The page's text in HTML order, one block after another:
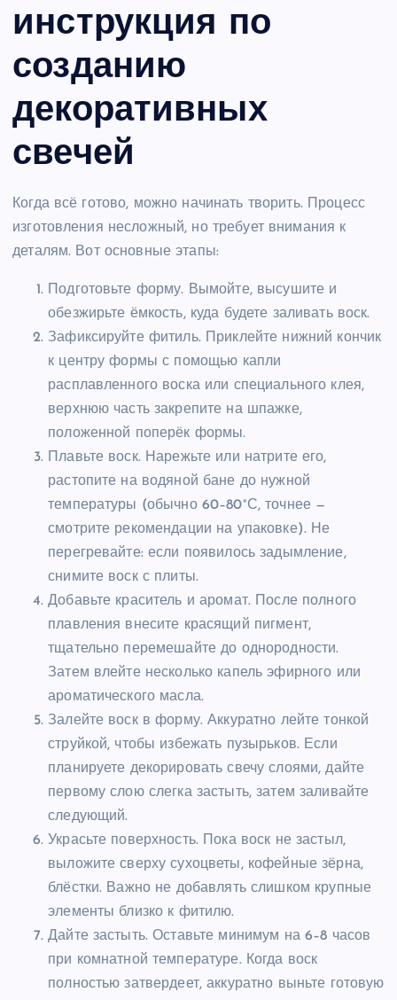
инструкция по
созданию
декоративных
свечей
Когда всё готово, можно начинать творить. Процесс
изготовления несложный, но требует внимания к
деталям. Вот основные этапы:
Подготовьте форму. Вымойте, высушите и
обезжирьте ёмкость, куда будете заливать воск.
Зафиксируйте фитиль. Приклейте нижний кончик
к центру формы с помощью капли
расплавленного воска или специального клея,
верхнюю часть закрепите на шпажке,
положенной поперёк формы.
Плавьте воск. Нарежьте или натрите его,
растопите на водяной бане до нужной
температуры (обычно 60–80°С, точнее —
смотрите рекомендации на упаковке). Не
перегревайте: если появилось задымление,
снимите воск с плиты.
Добавьте краситель и аромат. После полного
плавления внесите красящий пигмент,
тщательно перемешайте до однородности.
Затем влейте несколько капель эфирного или
ароматического масла.
Залейте воск в форму. Аккуратно лейте тонкой
струйкой, чтобы избежать пузырьков. Если
планируете декорировать свечу слоями, дайте
первому слою слегка застыть, затем заливайте
следующий.
Украсьте поверхность. Пока воск не застыл,
выложите сверху сухоцветы, кофейные зёрна,
блёстки. Важно не добавлять слишком крупные
элементы близко к фитилю.
Дайте застыть. Оставьте минимум на 6–8 часов
при комнатной температуре. Когда воск
полностью затвердеет, аккуратно выньте готовую